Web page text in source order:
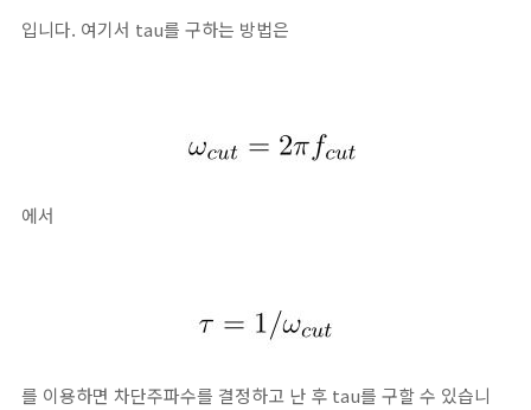
입니다. 여기서 tau를 구하는 방법은
에서
를 이용하면 차단주파수를 결정하고 난 후 tau를 구할 수 있습니